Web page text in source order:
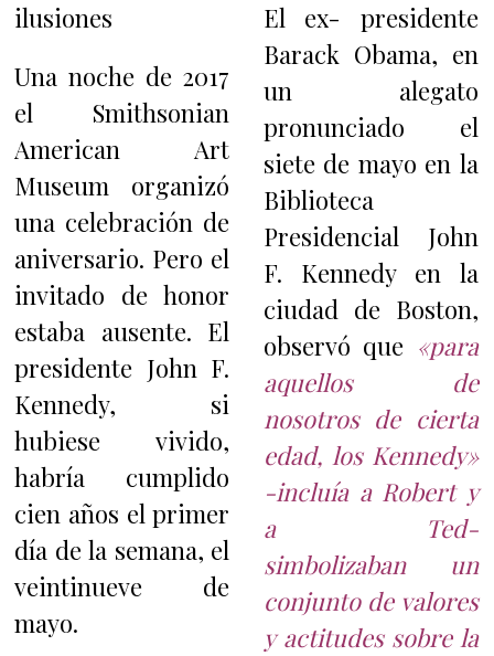
ilusiones
Una noche de 2017
el Smithsonian
American Art
Museum organizó
una celebración de
aniversario. Pero el
invitado de honor
estaba ausente. El
presidente John F.
Kennedy, si
hubiese vivido,
habría cumplido
cien años el primer
día de la semana, el
veintinueve de
mayo.
El ex- presidente
Barack Obama, en
un alegato
pronunciado el
siete de mayo en la
Biblioteca
Presidencial John
F. Kennedy en la
ciudad de Boston,
observó que «para
aquellos de
nosotros de cierta
edad, los Kennedy»
-incluía a Robert y
a Ted-
simbolizaban un
conjunto de valores
y actitudes sobre la